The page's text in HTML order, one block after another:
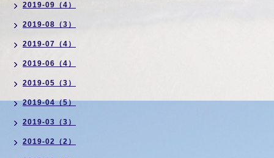
2019-09（4）
2019-08（3）
2019-07（4）
2019-06（4）
2019-05（3）
2019-04（5）
2019-03（3）
2019-02（2）